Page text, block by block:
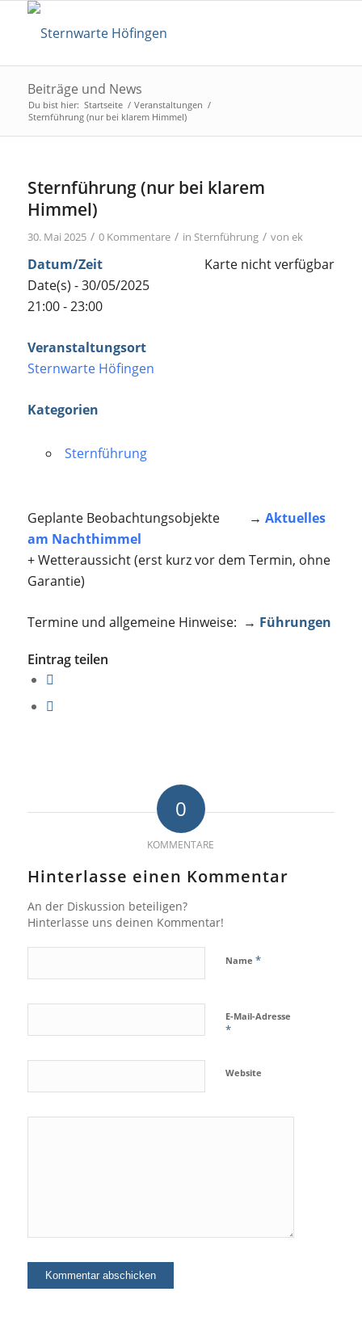
Beiträge und News
Du bist hier: Startseite / Veranstaltungen /
Sternführung (nur bei klarem Himmel)
Sternführung (nur bei klarem
Himmel)
30. Mai 2025 / 0 Kommentare / in Sternführung / von ek
Karte nicht verfügbar
Datum/Zeit
Date(s) - 30/05/2025
21:00 - 23:00
Veranstaltungsort
Sternwarte Höfingen
Kategorien
Sternführung
Geplante Beobachtungsobjekte → Aktuelles
am Nachthimmel
+ Wetteraussicht (erst kurz vor dem Termin, ohne
Garantie)
Termine und allgemeine Hinweise: → Führungen
Eintrag teilen
0
KOMMENTARE
Hinterlasse einen Kommentar
An der Diskussion beteiligen?
Hinterlasse uns deinen Kommentar!
Name *
E-Mail-Adresse
*
Website